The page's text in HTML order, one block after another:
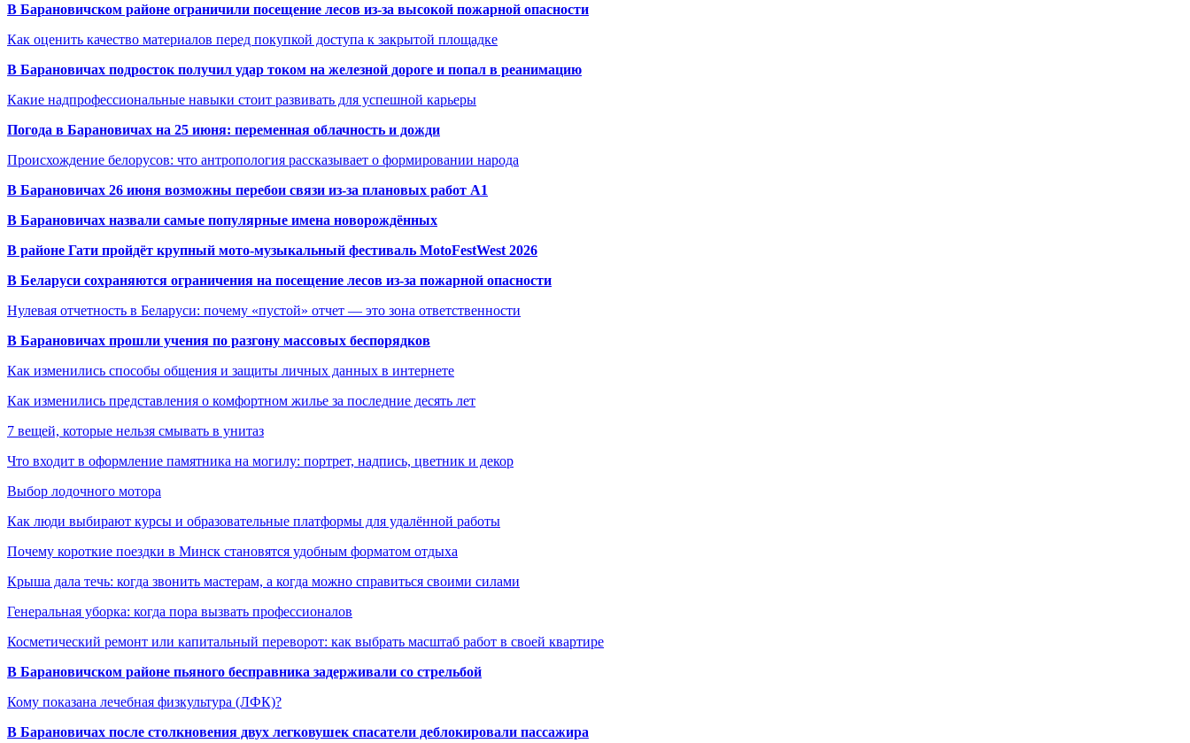
В Барановичском районе ограничили посещение лесов из-за высокой пожарной опасности
Как оценить качество материалов перед покупкой доступа к закрытой площадке
В Барановичах подросток получил удар током на железной дороге и попал в реанимацию
Какие надпрофессиональные навыки стоит развивать для успешной карьеры
Погода в Барановичах на 25 июня: переменная облачность и дожди
Происхождение белорусов: что антропология рассказывает о формировании народа
В Барановичах 26 июня возможны перебои связи из-за плановых работ A1
В Барановичах назвали самые популярные имена новорождённых
В районе Гати пройдёт крупный мото-музыкальный фестиваль MotoFestWest 2026
В Беларуси сохраняются ограничения на посещение лесов из-за пожарной опасности
Нулевая отчетность в Беларуси: почему «пустой» отчет — это зона ответственности
В Барановичах прошли учения по разгону массовых беспорядков
Как изменились способы общения и защиты личных данных в интернете
Как изменились представления о комфортном жилье за последние десять лет
7 вещей, которые нельзя смывать в унитаз
Что входит в оформление памятника на могилу: портрет, надпись, цветник и декор
Выбор лодочного мотора
Как люди выбирают курсы и образовательные платформы для удалённой работы
Почему короткие поездки в Минск становятся удобным форматом отдыха
Крыша дала течь: когда звонить мастерам, а когда можно справиться своими силами
Генеральная уборка: когда пора вызвать профессионалов
Косметический ремонт или капитальный переворот: как выбрать масштаб работ в своей квартире
В Барановичском районе пьяного бесправника задерживали со стрельбой
Кому показана лечебная физкультура (ЛФК)?
В Барановичах после столкновения двух легковушек спасатели деблокировали пассажира